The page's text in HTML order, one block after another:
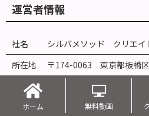
運営者情報
社名
シルバメソッド クリエイ
所在地
〒174-0063 東京都板橋
連絡先
03-3967-5994
ホーム 無料動画